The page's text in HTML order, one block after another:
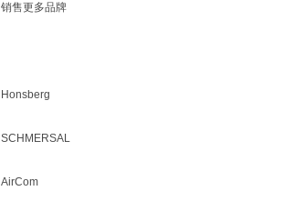
销售更多品牌
Honsberg
SCHMERSAL
AirCom